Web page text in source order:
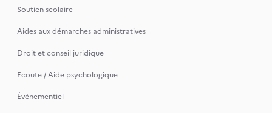
Soutien scolaire
Aides aux démarches administratives
Droit et conseil juridique
Ecoute / Aide psychologique
Événementiel